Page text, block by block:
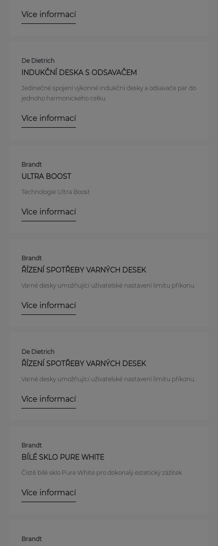
Více informací
De Dietrich
INDUKČNÍ DESKA S ODSAVAČEM
Jedinečné spojení výkonné indukční desky a odsavače par do
jednoho harmonického celku
Více informací
Brandt
ULTRA BOOST
Technologie Ultra Boost
Více informací
Brandt
ŘÍZENÍ SPOTŘEBY VARNÝCH DESEK
Varné desky umožňující uživatelské nastavení limitu příkonu.
Více informací
De Dietrich
ŘÍZENÍ SPOTŘEBY VARNÝCH DESEK
Varné desky umožňující uživatelské nastavení limitu příkonu.
Více informací
Brandt
BÍLÉ SKLO PURE WHITE
Čistě bílé sklo Pure White pro dokonalý estetický zážitek
Více informací
Brandt